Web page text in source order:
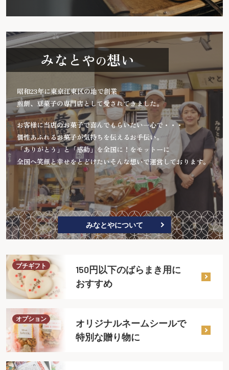
みなとやの想い
昭和23年に東京江東区の地で創業
煎餅、豆菓子の専門店として愛されてきました。
お客様に当店のお菓子で喜んでもらいたい一心で・・・
個性あふれるお菓子が気持ちを伝えるお手伝い。
「ありがとう」と「感動」を全国に！をモットーに
全国へ笑顔と幸せをとどけたいそんな想いで運営しております。
みなとやについて
プチギフト
150円以下のばらまき用に
おすすめ
オプション
オリジナルネームシールで
特別な贈り物に